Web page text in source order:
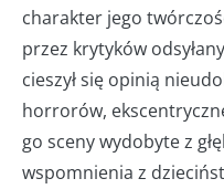
charakter jego
przez krytyków
cieszył się opinią
horrorów,
go sceny wydobyte z
wspomnienia z